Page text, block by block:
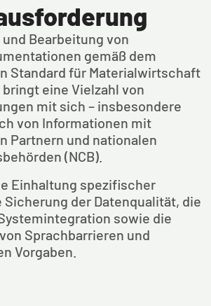
Bearbeitung von
gemäß dem
Standard für Materialwirtschaft
bringt eine Vielzahl von
mit sich – insbesondere
von Informationen mit
Partnern und nationalen
(NCB).
Einhaltung spezifischer
Sicherung der Datenqualität, die
sowie die
Sprachbarrieren und
Vorgaben.